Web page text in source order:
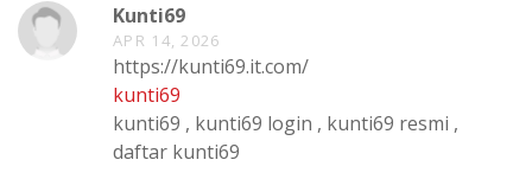
Kunti69
APR 14, 2026
https://kunti69.it.com/
kunti69
kunti69 , kunti69 login , kunti69 resmi ,
daftar kunti69